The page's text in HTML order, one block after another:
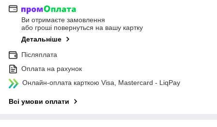
Ви отримаєте замовлення
або гроші повернуться на вашу картку
Детальніше
Післяплата
Оплата на рахунок
Онлайн-оплата карткою Visa, Mastercard - LiqPay
Всі умови оплати